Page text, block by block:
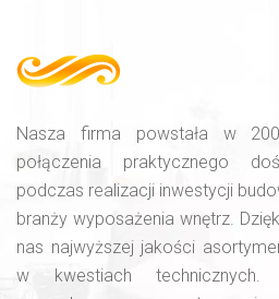
Nasza firma powstała w
połączenia praktycznego
podczas realizacji inwestycji
branży wyposażenia wnętrz.
nas najwyższej jakości
w kwestiach